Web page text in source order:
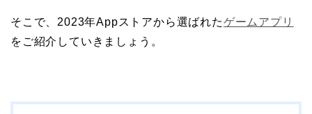
そこで、2023年Appストアから選ばれたゲームアプリ
をご紹介していきましょう。